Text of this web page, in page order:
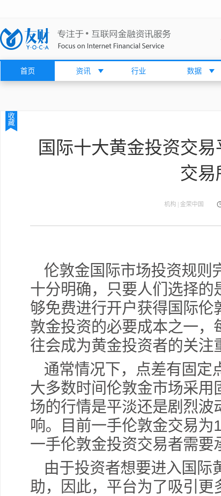
首页 资讯 行业 数据
收
藏
国际十大黄金投资交
交易
机构 | 金荣中国
伦敦金国际市场投资规则
十分明确，只要人们选择
够免费进行开户获得国际
敦金投资的必要成本之一
往会成为黄金投资者的关注
通常情况下，点差有固定
大多数时间伦敦金市场采
场的行情是平淡还是剧烈
响。目前一手伦敦金交易
一手伦敦金投资交易者需
由于投资者想要进入国际
助，因此，平台为了吸引